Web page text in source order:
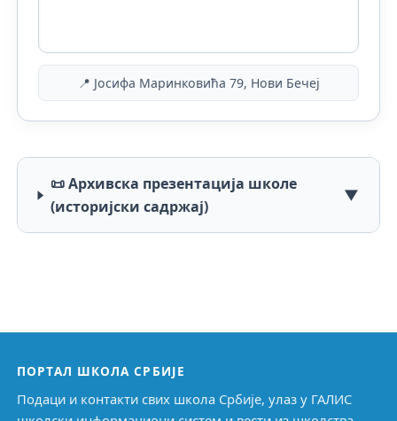
📍 Јосифа Маринковића 79, Нови Бечеј
📜 Архивска презентација школе
(историјски садржај)
▼
ПОРТАЛ ШКОЛА СРБИЈЕ
Подаци и контакти свих школа Србије, улаз у ГАЛИС